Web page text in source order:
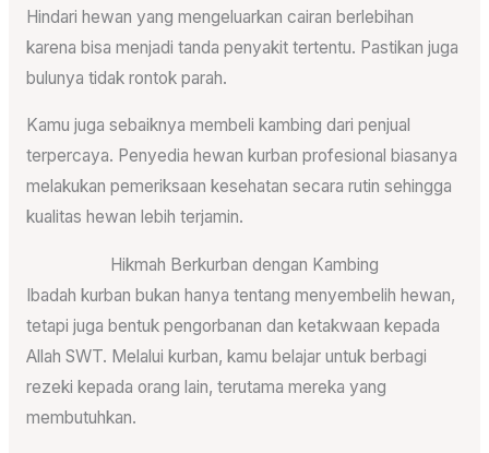
Hindari hewan yang mengeluarkan cairan berlebihan
karena bisa menjadi tanda penyakit tertentu. Pastikan juga
bulunya tidak rontok parah.
Kamu juga sebaiknya membeli kambing dari penjual
terpercaya. Penyedia hewan kurban profesional biasanya
melakukan pemeriksaan kesehatan secara rutin sehingga
kualitas hewan lebih terjamin.
Hikmah Berkurban dengan Kambing
Ibadah kurban bukan hanya tentang menyembelih hewan,
tetapi juga bentuk pengorbanan dan ketakwaan kepada
Allah SWT. Melalui kurban, kamu belajar untuk berbagi
rezeki kepada orang lain, terutama mereka yang
membutuhkan.